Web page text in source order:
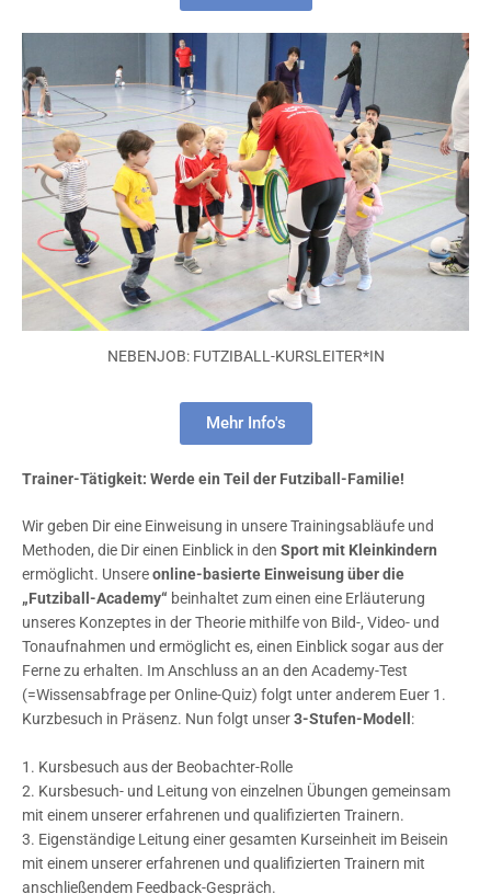
NEBENJOB: FUTZIBALL-KURSLEITER*IN
Mehr Info's
Trainer-Tätigkeit: Werde ein Teil der Futziball-Familie!
Wir geben Dir eine Einweisung in unsere Trainingsabläufe und
Methoden, die Dir einen Einblick in den Sport mit Kleinkindern
ermöglicht. Unsereonline-basierte Einweisung über die
„Futziball-Academy“ beinhaltet zum einen eine Erläuterung
unseres Konzeptes in der Theorie mithilfe von Bild-, Video- und
Tonaufnahmen und ermöglicht es, einen Einblick sogar aus der
Ferne zu erhalten. Im Anschluss an an den Academy-Test
(=Wissensabfrage per Online-Quiz) folgt unter anderem Euer 1.
Kurzbesuch in Präsenz. Nun folgt unser3-Stufen-Modell :
1. Kursbesuch aus der Beobachter-Rolle
2. Kursbesuch- und Leitung von einzelnen Übungen gemeinsam
mit einem unserer erfahrenen und qualifizierten Trainern.
3. Eigenständige Leitung einer gesamten Kurseinheit im Beisein
mit einem unserer erfahrenen und qualifizierten Trainern mit
anschließendem Feedback-Gespräch.